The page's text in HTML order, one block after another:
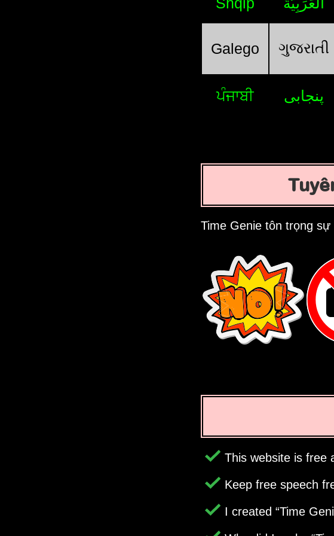
Galego ગુજરાતી
ਪੰਜਾਬੀ پنجابی
Time Genie tôn trọng
This website is free
Keep free speech
I created Time